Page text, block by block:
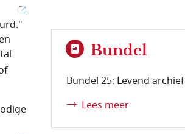
Bundel
Bundel 25: Levend archief
Lees meer